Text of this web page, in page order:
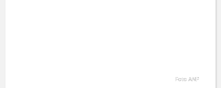
Foto ANP